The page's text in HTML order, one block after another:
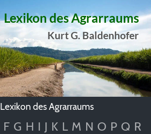
Lexikon des Agrarraums
Kurt G. Baldenhofer
Lexikon des Agrarraums
F G H I J K L M N O P Q R